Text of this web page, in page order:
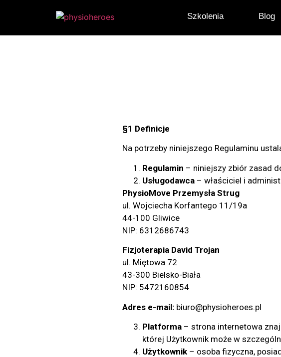
Szkolenia Blog
§1 Definicje
Na potrzeby niniejszego Regulaminu
Regulamin – niniejszy zbiór zasad
Usługodawca – właściciel i
PhysioMove Przemysła Strug
ul. Wojciecha Korfantego 11/19a
44-100 Gliwice
NIP: 6312686743
Fizjoterapia David Trojan
ul. Miętowa 72
43-300 Bielsko-Biała
NIP: 5472160854
Adres e-mail: biuro@physioheroes.pl
Platforma – strona internetowa
której Użytkownik może w
Użytkownik – osoba fizyczna,